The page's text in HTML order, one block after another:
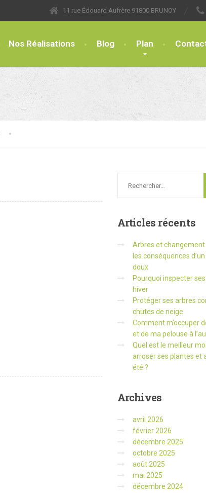
11 rue Édouard Aufrère 91800 BRUNOY
Nos Réalisations Blog Plan
Articles récents
Arbres et changement
les conséquences
doux
Pourquoi inspecter
hiver
Protéger ses arbres
chutes de neige
Comment m’occuper
et de ma pelouse à
Quel est le meilleur
arroser ses plantes et
été ?
Archives
avril 2026
février 2026
décembre 2025
octobre 2025
août 2025
mai 2025
décembre 2024